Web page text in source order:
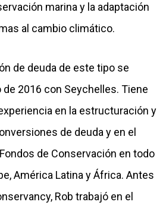
marina y la adaptación
al cambio climático.
de deuda de este tipo se
2016 con Seychelles. Tiene
en la estructuración y
de deuda y en el
de Conservación en todo
América Latina y África. Antes
Rob trabajó en el